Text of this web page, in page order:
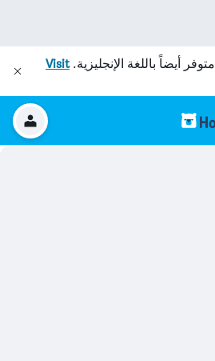
متوفر أيضاً باللغة الإنجليزية.Visit